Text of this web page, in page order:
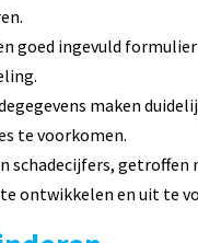
goed ingevuld
maken
te voorkomen.
schadecijfers,
ontwikkelen en uit te